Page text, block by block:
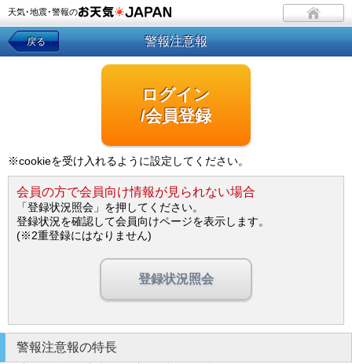
天気･地震･警報の
戻る 警報注意報
ログイン
/会員登録
※cookieを受け入れるように設定してください。
会員の方で会員向け情報が見られない場合
「登録状況照会」を押してください。
登録状況を確認して会員向けページを表示します。
(※2重登録にはなりません)
登録状況照会
警報注意報の特長